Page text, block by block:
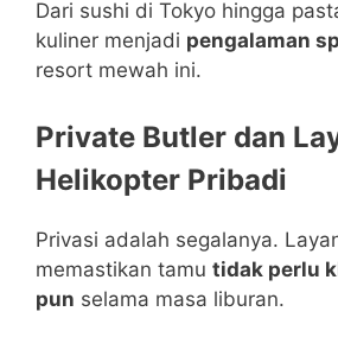
Dari sushi di Tokyo hingga
kuliner menjadi pengalaman
resort mewah ini.
Private Butler dan
Helikopter Pribadi
Privasi adalah segalanya.
memastikan tamu tidak perlu
pun selama masa liburan.